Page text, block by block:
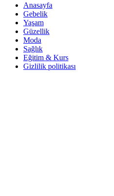
Anasayfa
Gebelik
Yaşam
Güzellik
Moda
Sağlık
Eğitim & Kurs
Gizlilik politikası